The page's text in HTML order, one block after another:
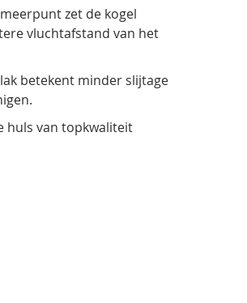
zet de kogel
vluchtafstand van het
betekent minder slijtage
huls van topkwaliteit